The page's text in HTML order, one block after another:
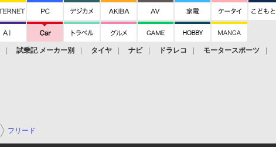
試乗記 メーカー別 タイヤ ナビ ドラレコ モータースポーツ
フリード